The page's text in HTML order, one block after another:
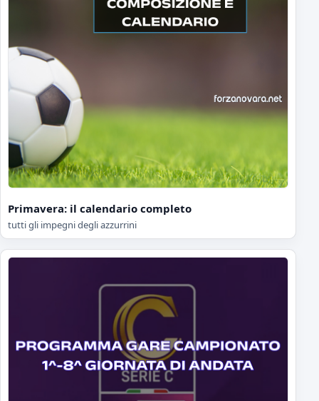
Primavera: il calendario completo
tutti gli impegni degli azzurrini